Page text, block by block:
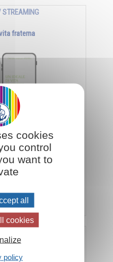
STREAMING
fraterna
ideale di vita fraterna
- Durata 59m 45"
Aggiungi al carrello
nutrizione
cookies
control
want to
all
cookies
policy